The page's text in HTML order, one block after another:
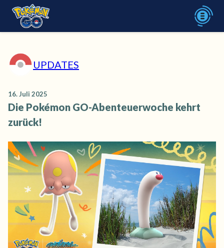
UPDATES
16. Juli 2025
Die Pokémon GO-Abenteuerwoche kehrt
zurück!